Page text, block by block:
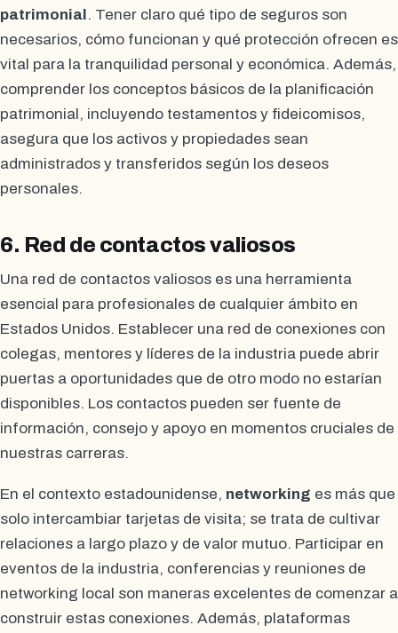
patrimonial . Tener claro qué tipo de seguros son
necesarios, cómo funcionan y qué protección ofrecen es
vital para la tranquilidad personal y económica. Además,
comprender los conceptos básicos de la planificación
patrimonial, incluyendo testamentos y fideicomisos,
asegura que los activos y propiedades sean
administrados y transferidos según los deseos
personales.
6. Red de contactos valiosos
Una red de contactos valiosos es una herramienta
esencial para profesionales de cualquier ámbito en
Estados Unidos. Establecer una red de conexiones con
colegas, mentores y líderes de la industria puede abrir
puertas a oportunidades que de otro modo no estarían
disponibles. Los contactos pueden ser fuente de
información, consejo y apoyo en momentos cruciales de
nuestras carreras.
En el contexto estadounidense, networking es más que
solo intercambiar tarjetas de visita; se trata de cultivar
relaciones a largo plazo y de valor mutuo. Participar en
eventos de la industria, conferencias y reuniones de
networking local son maneras excelentes de comenzar a
construir estas conexiones. Además, plataformas